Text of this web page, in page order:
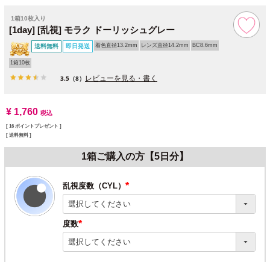
1箱10枚入り
[1day] [乱視] モラク ドーリッシュグレー
送料無料 即日発送 着色直径13.2mm レンズ直径14.2mm BC8.6mm
1箱10枚
3.5 （8） レビューを見る・書く
¥ 1,760 税込
[ 16 ポイントプレゼント ]
送料無料
1箱ご購入の方【5日分】
乱視度数（CYL）
(必
須)
度数
(必
須)